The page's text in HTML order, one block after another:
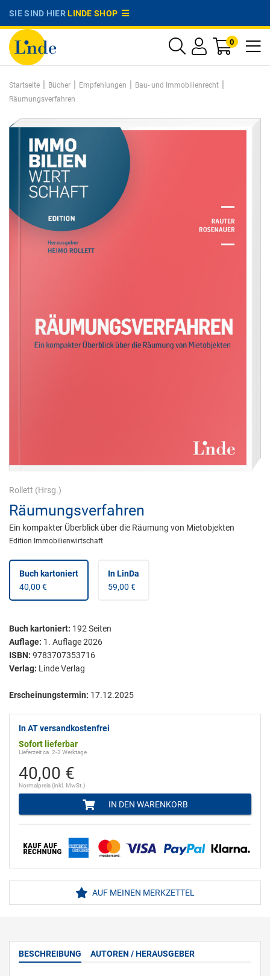
SIE SIND HIERLINDE SHOP
0
Startseite | Bücher | Empfehlungen | Bau- und Immobilienrecht |
Räumungsverfahren
Rollett (Hrsg.)
Räumungsverfahren
Ein kompakter Überblick über die Räumung von Mietobjekten
Edition Immobilienwirtschaft
Buch kartoniert
40,00 €
In LinDa
59,00 €
Buch kartoniert: 192 Seiten
Auflage: 1. Auflage 2026
ISBN: 9783707353716
Verlag: Linde Verlag
Erscheinungstermin: 17.12.2025
In AT versandkostenfrei
Sofort lieferbar
Lieferzeit ca. 2-3 Werktage
40,00 €
Normalpreis (inkl. MwSt.)
IN DEN WARENKORB
AUF MEINEN MERKZETTEL
BESCHREIBUNG AUTOREN / HERAUSGEBER